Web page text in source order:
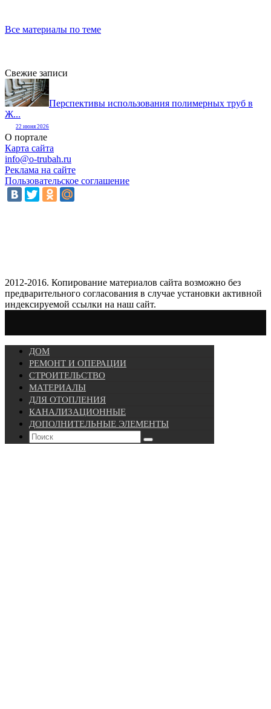
Все материалы по теме
Свежие записи
Перспективы использования полимерных труб в
Ж...
22 июня 2026
О портале
Карта сайта
info@o-trubah.ru
Реклама на сайте
Пользовательское соглашение
2012-2016. Копирование материалов сайта возможно без
предварительного согласования в случае установки активной
индексируемой ссылки на наш сайт.
ДОМ
РЕМОНТ И ОПЕРАЦИИ
СТРОИТЕЛЬСТВО
МАТЕРИАЛЫ
ДЛЯ ОТОПЛЕНИЯ
КАНАЛИЗАЦИОННЫЕ
ДОПОЛНИТЕЛЬНЫЕ ЭЛЕМЕНТЫ